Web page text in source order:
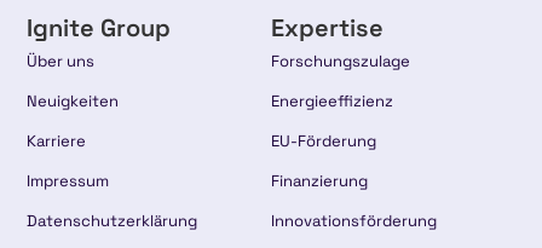
Ignite Group
Über uns
Neuigkeiten
Karriere
Impressum
Datenschutzerklärung
Expertise
Forschungszulage
Energieeffizienz
EU-Förderung
Finanzierung
Innovationsförderung